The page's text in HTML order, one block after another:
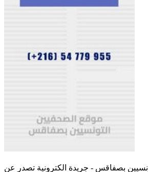
بصفاقس - جريدة الكترونية تصدر عن